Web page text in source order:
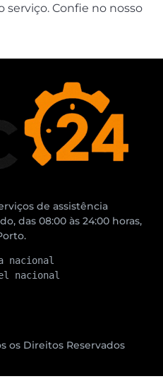
Confie no nosso
de assistência
das 08:00 às 24:00 horas,
nacional
nacional
os Direitos Reservados